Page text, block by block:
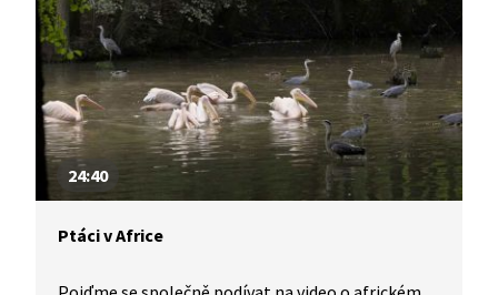
24:40
Ptáci v Africe